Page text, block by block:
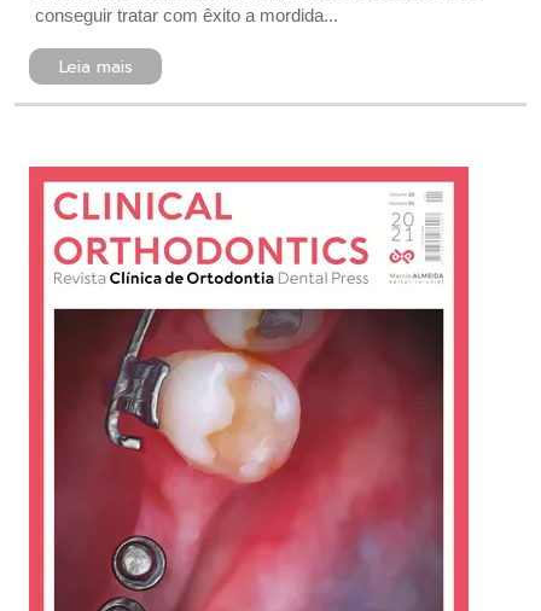
conseguir tratar com êxito a mordida...
Leia mais